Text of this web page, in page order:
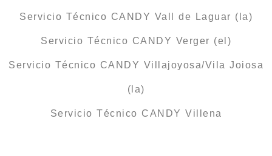
Servicio Técnico CANDY Vall de Laguar (la)
Servicio Técnico CANDY Verger (el)
Servicio Técnico CANDY Villajoyosa/Vila Joiosa
(la)
Servicio Técnico CANDY Villena